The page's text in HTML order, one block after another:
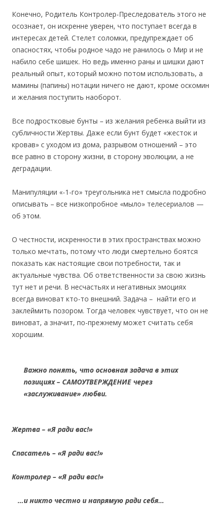
Конечно, Родитель Контролер-Преследователь этого не
осознает, он искренне уверен, что поступает всегда в
интересах детей. Стелет соломки, предупреждает об
опасностях, чтобы родное чадо не ранилось о Мир и не
набило себе шишек. Но ведь именно раны и шишки дают
реальный опыт, который можно потом использовать, а
мамины (папины) нотации ничего не дают, кроме оскомин
и желания поступить наоборот.
Все подростковые бунты – из желания ребенка выйти из
субличности Жертвы. Даже если бунт будет «жесток и
кровав» с уходом из дома, разрывом отношений – это
все равно в сторону жизни, в сторону эволюции, а не
деградации.
Манипуляции «-1-го» треугольника нет смысла подробно
описывать – все низкопробное «мыло» телесериалов —
об этом.
О честности, искренности в этих пространствах можно
только мечтать, потому что люди смертельно боятся
показать как настоящие свои потребности, так и
актуальные чувства. Об ответственности за свою жизнь
тут нет и речи. В несчастьях и негативных эмоциях
всегда виноват кто-то внешний. Задача – найти его и
заклеймить позором. Тогда человек чувствует, что он не
виноват, а значит, по-прежнему может считать себя
хорошим.
Важно понять, что основная задача в этих
позициях – САМОУТВЕРЖДЕНИЕ через
«заслуживание» любви.
Жертва – «Я ради вас!»
Спасатель – «Я ради вас!»
Контролер – «Я ради вас!»
…и никто честно и напрямую ради себя…